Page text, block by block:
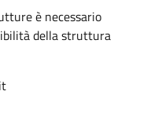
è necessario
della struttura